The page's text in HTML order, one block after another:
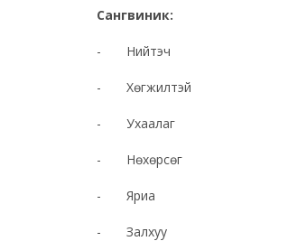
Сангвиник:
- Нийтэч
- Хөгжилтэй
- Ухаалаг
- Нөхөрсөг
- Яриа
- Залхуу